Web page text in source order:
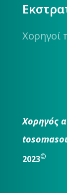
Χορηγοί
Χορηγός
2023©